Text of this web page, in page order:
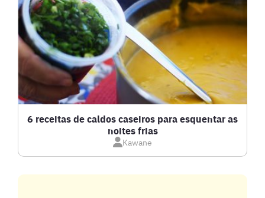
BEBIDAS E DRINKS
BISCOITOS
BOLOS E TORTAS
CALDOS
CARNE BOVINA
6 receitas de caldos caseiros para esquentar as
noites frias
Kawane